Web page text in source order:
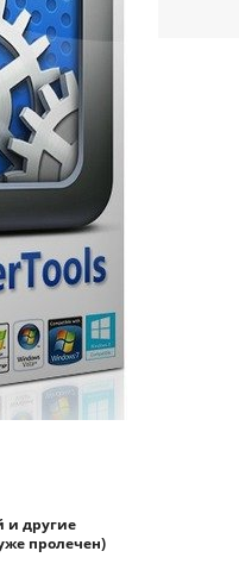
и другие
пролечен)